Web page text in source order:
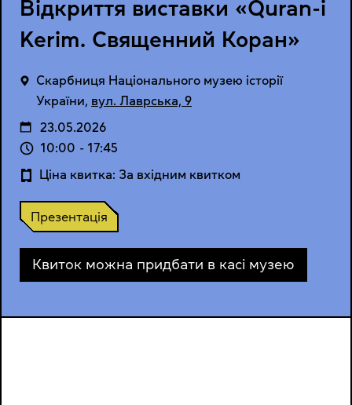
Відкриття виставки «Quran-i
Kerim. Священний Коран»
Cкарбниця Національного музею історії
України
вул. Лаврська, 9
23.05.2026
10:00 - 17:45
Ціна квитка: За вхідним квитком
Презентація
Квиток можна придбати в касі музею